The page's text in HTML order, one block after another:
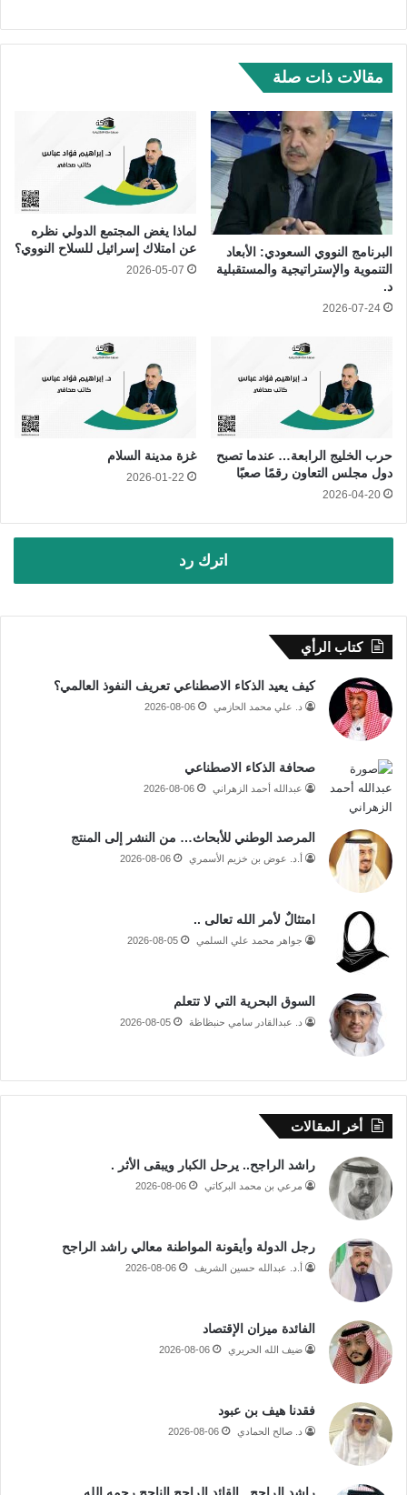
مقالات ذات صلة
البرنامج النووي السعودي: الأبعاد
التنموية والإستراتيجية والمستقبلية
د.
2026-07-24
لماذا يغض المجتمع الدولي نظره
عن امتلاك إسرائيل للسلاح النووي؟
2026-05-07
حرب الخليج الرابعة… عندما تصبح
دول مجلس التعاون رقمًا صعبًا
2026-04-20
غزة مدينة السلام
2026-01-22
اترك رد
كتاب الرأي
كيف يعيد الذكاء الاصطناعي تعريف النفوذ العالمي؟
د. علي محمد الحازمي 2026-08-06
صحافة الذكاء الاصطناعي
عبدالله أحمد الزهراني 2026-08-06
المرصد الوطني للأبحاث… من النشر إلى المنتج
أ.د. عوض بن خزيم الأسمري 2026-08-06
امتثالٌ لأمر الله تعالى ..
جواهر محمد علي السلمي 2026-08-05
السوق البحرية التي لا تتعلم
د. عبدالقادر سامي حنبظاظة 2026-08-05
أخر المقالات
راشد الراجح.. يرحل الكبار ويبقى الأثر .
مرعي بن محمد البركاتي 2026-08-06
رجل الدولة وأيقونة المواطنة معالي راشد الراجح
أ.د. عبدالله حسين الشريف 2026-08-06
الفائدة ميزان الإقتصاد
ضيف الله الحريري 2026-08-06
فقدنا هيف بن عبود
د. صالح الحمادي 2026-08-06